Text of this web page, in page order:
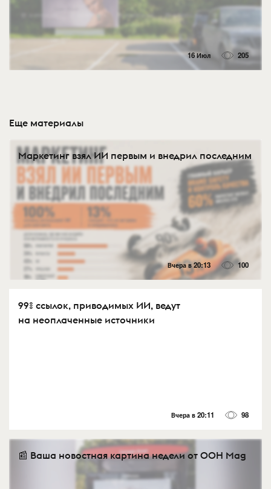
16 Июл 205
Еще материалы
Маркетинг взял ИИ первым и внедрил последним
Вчера в 20:13 100
99% ссылок, приводимых ИИ, ведут
на неоплаченные источники
Вчера в 20:11 98
📰 Ваша новостная картина недели от OOH Mag